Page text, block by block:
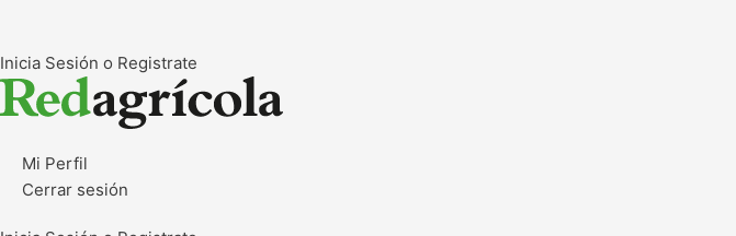
contenido
Inicia Sesión o Registrate
Mi Perfil
Cerrar sesión